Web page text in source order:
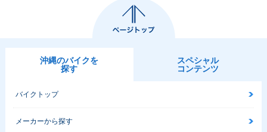
沖縄のバイクを
探す
スペシャル
コンテンツ
バイクトップ
メーカーから探す